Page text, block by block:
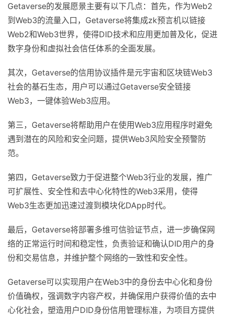
Getaverse的发展愿景主要有以下几点：首先，作为Web2
到Web3的流量入口，Getaverse将集成zk预言机以链接
Web2和Web3世界，使得DID技术和应用更加普及化，促进
数字身份和虚拟社会信任体系的全面发展。
其次，Getaverse的信用协议插件是元宇宙和区块链Web3
社会的基石生态，用户可以通过Getaverse安全链接
Web3，一键体验Web3应用。
第三，Getaverse将帮助用户在使用Web3应用程序时避免
遇到潜在的风险和安全问题，提供Web3风险安全预警防
范。
第四，Getaverse致力于促进整个Web3行业的发展，推广
可扩展性、安全性和去中心化特性的Web3采用，使得
Web3生态更加迅速过渡到模块化DApp时代。
最后，Getaverse将部署多维可信验证节点，进一步确保网
络的正常运行时间和稳定性，负责验证和确认DID用户的身
份和交易信息，并维护整个网络的一致性和安全性。
Getaverse可以实现用户在Web3中的身份去中心化和身份
价值确权，强调数字内容产权，并确保用户获得价值的去中
心化社会，塑造用户DID身份信用管理标准，为项目方提供